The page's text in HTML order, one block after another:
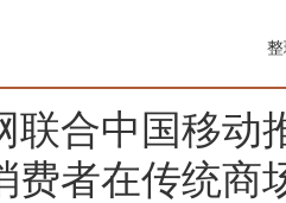
合中国移动
费者在传统商